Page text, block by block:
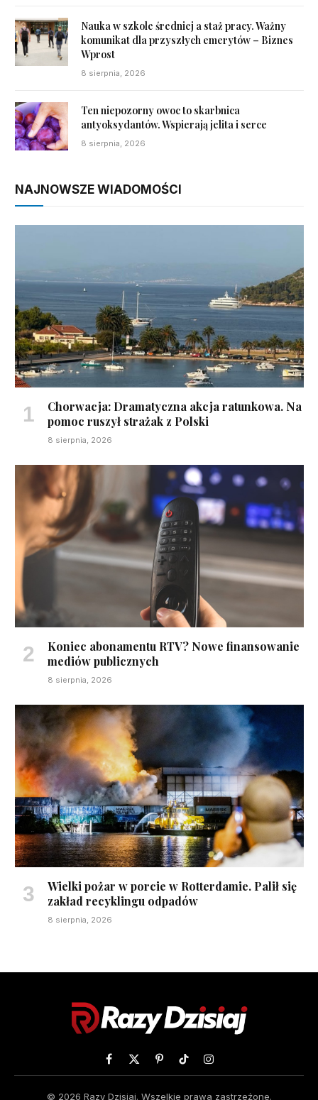
Nauka w szkole średniej a staż pracy. Ważny
komunikat dla przyszłych emerytów – Biznes
Wprost
8 sierpnia, 2026
Ten niepozorny owoc to skarbnica
antyoksydantów. Wspierają jelita i serce
8 sierpnia, 2026
NAJNOWSZE WIADOMOŚCI
Chorwacja: Dramatyczna akcja ratunkowa. Na
pomoc ruszył strażak z Polski
8 sierpnia, 2026
Koniec abonamentu RTV? Nowe finansowanie
mediów publicznych
8 sierpnia, 2026
Wielki pożar w porcie w Rotterdamie. Palił się
zakład recyklingu odpadów
8 sierpnia, 2026
Facebook
X
PinterestTikTokInstagram
© 2026 Razy Dzisiaj. Wszelkie prawa zastrzeżone.